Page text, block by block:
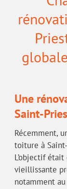
Une
Saint-
Récemment,
toiture à
L’objectif
vieillissante
notamment